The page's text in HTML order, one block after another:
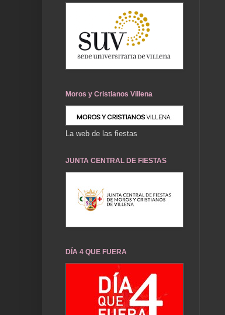
Moros y Cristianos Villena
La web de las fiestas
JUNTA CENTRAL DE FIESTAS
DÍA 4 QUE FUERA